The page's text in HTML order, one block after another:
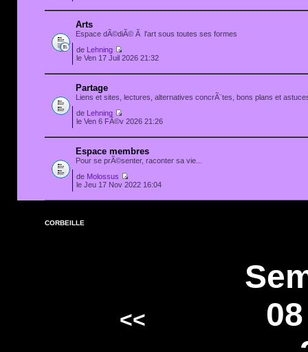
Arts
Espace dÃ©diÃ© Ã l'art sous toutes ses formes
de
Lehning
le Ven 17 Juil 2026 21:32
Partage
Liens et sites, lectures, alternatives concrÃ¨tes, bons plans et
de
Lehning
le Ven 6 FÃ©v 2026 21:26
Espace membres
Pour se prÃ©senter, raconter sa vie...
de Molossus
le Jeu 17 Nov 2022 16:04
CORBEILLE
<<